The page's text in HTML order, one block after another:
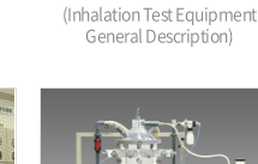
(Inhalation Test Equipment
General Description)